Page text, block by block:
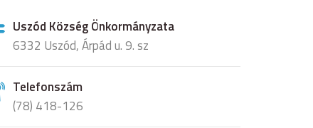
Uszód Község Önkormányzata
6332 Uszód, Árpád u. 9. sz
Telefonszám
(78) 418-126